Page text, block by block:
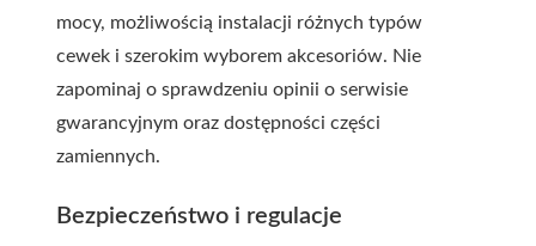
mocy, możliwością instalacji różnych typów
cewek i szerokim wyborem akcesoriów. Nie
zapominaj o sprawdzeniu opinii o serwisie
gwarancyjnym oraz dostępności części
zamiennych.
Bezpieczeństwo i regulacje